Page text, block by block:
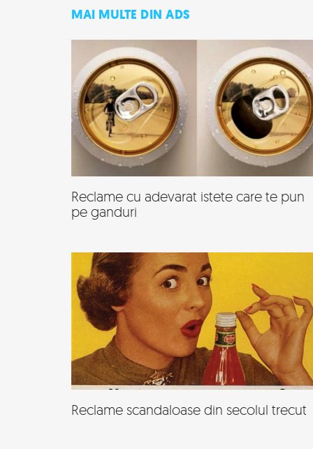
MAI MULTE DIN ADS
Reclame cu adevarat istete care te pun
pe ganduri
Reclame scandaloase din secolul trecut